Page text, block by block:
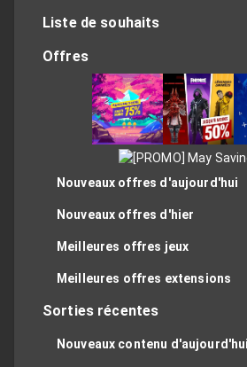
Liste de souhaits
Offres
Nouveaux offres d'aujourd'hui
Nouveaux offres d'hier
Meilleures offres jeux
Meilleures offres extensions
Sorties récentes
Nouveaux contenu d'aujourd'hui